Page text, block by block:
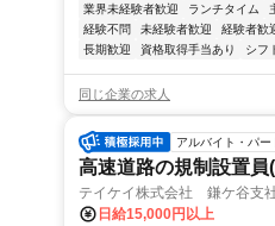
業界未経験者歓迎 ランチタイム
経験不問
未経験者歓迎 経験者歓
長期歓迎
資格取得手当あり シフ
同じ企業の求人
アルバイト・パー
高速道路の規制設置員
テイケイ株式会社 鎌ケ谷支
日給15,000円以上